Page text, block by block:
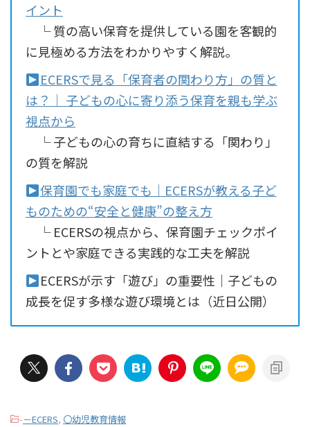
イント
└ 質の高い保育を提供している園を客観的
に見極める方法をわかりやすく解説。
ECERSで見る「保育者の関わり方」の質と
は？｜ 子どもの心に寄り添う保育を親も学ぶ
視点から
└ 子どもの心の育ちに直結する「関わり」
の質を解説
保育園でも家庭でも｜ECERSが教える子ど
ものための“安全と健康”の整え方
└ ECERSの視点から、保育園チェックポイ
ントとや家庭できる実践的な工夫を解説
ECERSが示す「遊び」の重要性｜子どもの
成長を促す多様な遊び環境とは（近日公開）
-－ECERS, 〇幼児教育情報